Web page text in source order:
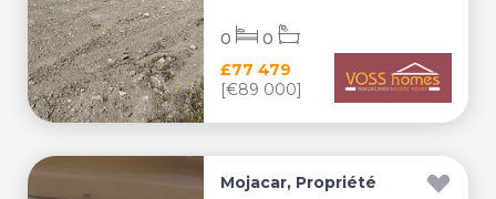
£77 479
[€89 000]
0 0
Mojacar, Propriété